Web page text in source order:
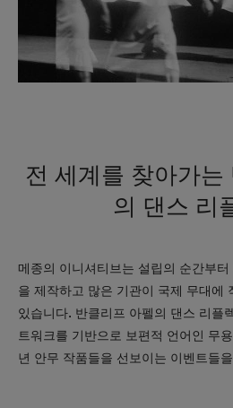
전 세계를 찾아가는
의 댄스 리
메종의 이니셔티브는 설립의 순간부
을 제작하고 많은 기관이 국제 무대에
있습니다. 반클리프 아펠의 댄스 리플
트워크를 기반으로 보편적 언어인 무
년 안무 작품들을 선보이는 이벤트들